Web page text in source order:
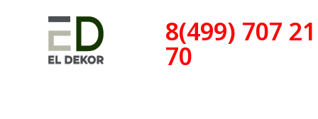
8(499) 707 21
70